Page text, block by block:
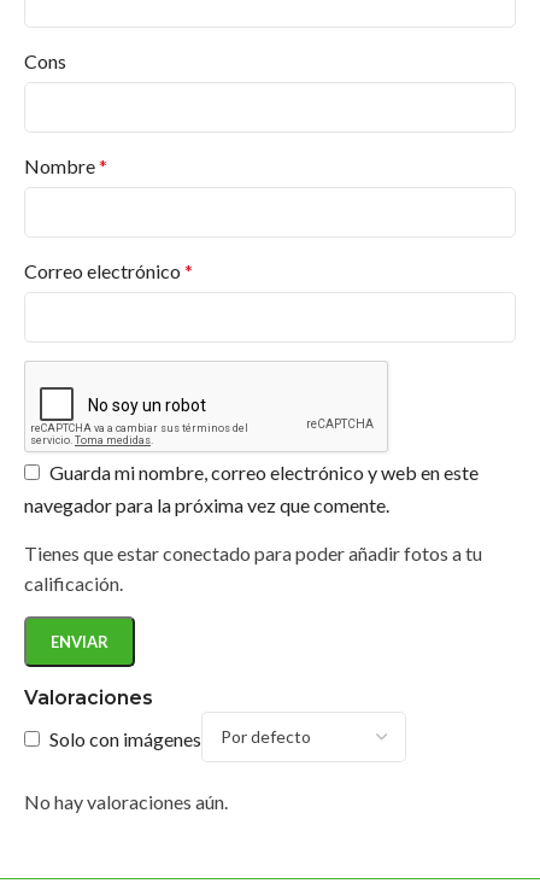
Valoraciones
Solo con imágenes
No hay valoraciones aún.
Cons
Nombre*
Correo electrónico *
Guarda mi nombre, correo electrónico y web en este
navegador para la próxima vez que comente.
Tienes que estar conectado para poder añadir fotos a tu
calificación.